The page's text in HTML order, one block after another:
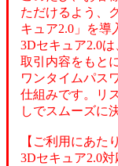
ただけるよう、
キュア2.0」を導
3Dセキュア2.0
取引内容をもと
ワンタイムパス
仕組みです。リ
しでスムーズに
【ご利用にあた
3Dセキュア2.0